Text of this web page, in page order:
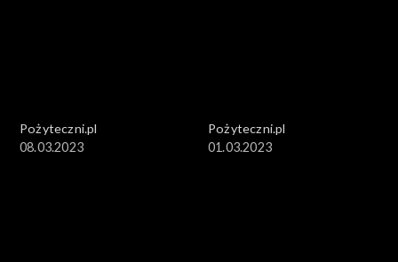
Pożyteczni.pl
08.03.2023
Pożyteczni.pl
01.03.2023